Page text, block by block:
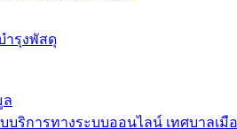
ำรุงพัสดุ
ล
บบริการทางระบบออนไลน์ เทศบาลเมื